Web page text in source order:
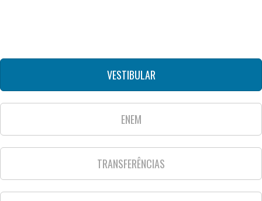
VESTIBULAR
ENEM
TRANSFERÊNCIAS